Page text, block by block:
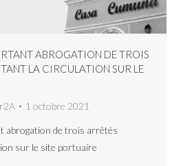
ABROGATION DE TROIS
LA CIRCULATION SUR LE
1 octobre 2021
abrogation de trois arrêtés
sur le site portuaire